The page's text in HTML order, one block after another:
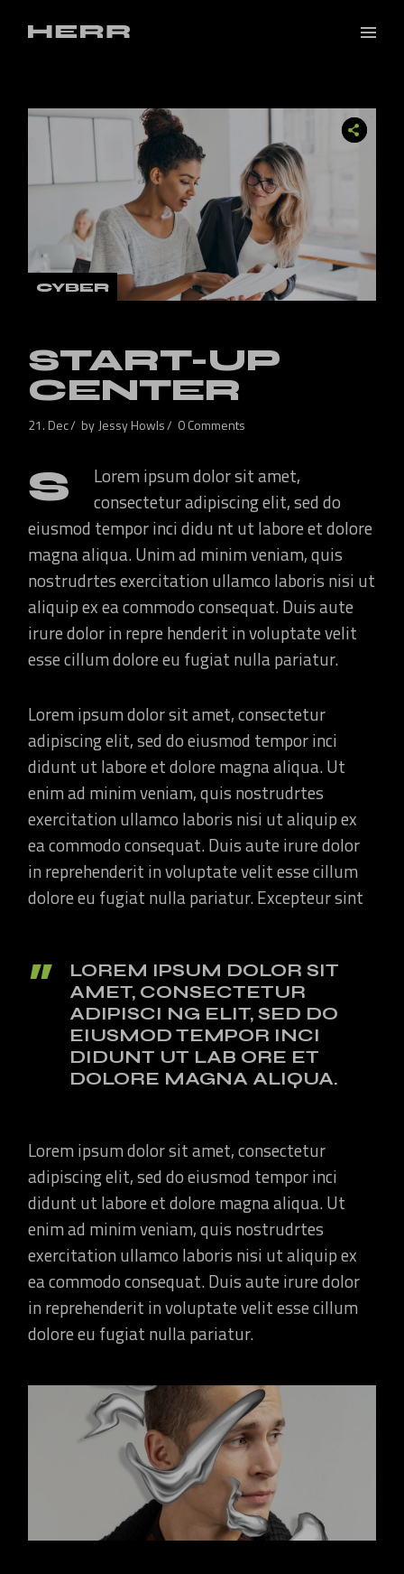
CYBER
START-UP
CENTER
21. Dec by Jessy Howls 0 Comments
S
Lorem ipsum dolor sit amet,
consectetur adipiscing elit, sed do
eiusmod tempor inci didu nt ut labore et dolore
magna aliqua. Unim ad minim veniam, quis
nostrudrtes exercitation ullamco laboris nisi ut
aliquip ex ea commodo consequat. Duis aute
irure dolor in repre henderit in voluptate velit
esse cillum dolore eu fugiat nulla pariatur.
Lorem ipsum dolor sit amet, consectetur
adipiscing elit, sed do eiusmod tempor inci
didunt ut labore et dolore magna aliqua. Ut
enim ad minim veniam, quis nostrudrtes
exercitation ullamco laboris nisi ut aliquip ex
ea commodo consequat. Duis aute irure dolor
in reprehenderit in voluptate velit esse cillum
dolore eu fugiat nulla pariatur. Excepteur sint
LOREM IPSUM DOLOR SIT
AMET, CONSECTETUR
ADIPISCI NG ELIT, SED DO
EIUSMOD TEMPOR INCI
DIDUNT UT LAB ORE ET
DOLORE MAGNA ALIQUA.
Lorem ipsum dolor sit amet, consectetur
adipiscing elit, sed do eiusmod tempor inci
didunt ut labore et dolore magna aliqua. Ut
enim ad minim veniam, quis nostrudrtes
exercitation ullamco laboris nisi ut aliquip ex
ea commodo consequat. Duis aute irure dolor
in reprehenderit in voluptate velit esse cillum
dolore eu fugiat nulla pariatur.